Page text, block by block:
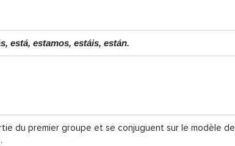
está, estamos, estáis, están.
du premier groupe et se conjuguent sur le modèle de